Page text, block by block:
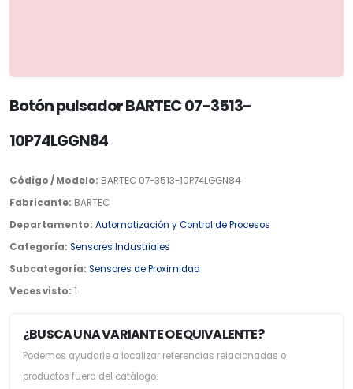
Botón pulsador BARTEC 07-3513-
10P74LGGN84
Código / Modelo: BARTEC 07-3513-10P74LGGN84
Fabricante: BARTEC
Departamento: Automatización y Control de Procesos
Categoría: Sensores Industriales
Subcategoría: Sensores de Proximidad
Veces visto: 1
¿BUSCA UNA VARIANTE O EQUIVALENTE?
Podemos ayudarle a localizar referencias relacionadas o
productos fuera del catálogo.